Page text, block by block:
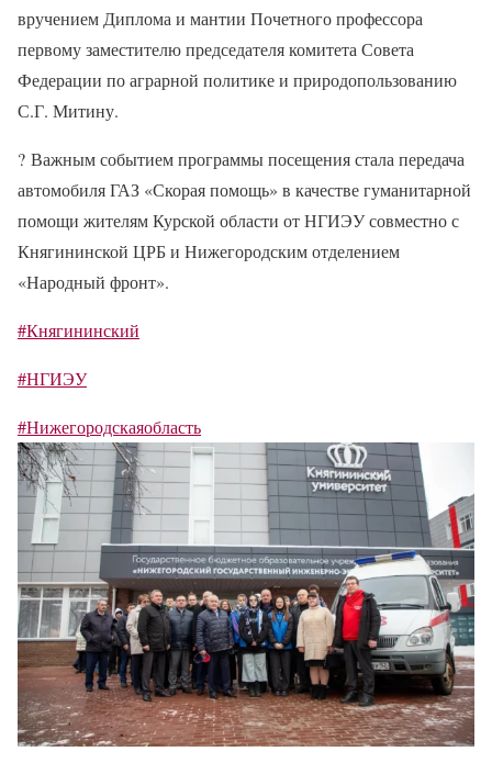
вручением Диплома и мантии Почетного профессора
первому заместителю председателя комитета Совета
Федерации по аграрной политике и природопользованию
С.Г. Митину.
? Важным событием программы посещения стала передача
автомобиля ГАЗ «Скорая помощь» в качестве гуманитарной
помощи жителям Курской области от НГИЭУ совместно с
Княгининской ЦРБ и Нижегородским отделением
«Народный фронт».
#Княгининский
#НГИЭУ
#Нижегородскаяобласть